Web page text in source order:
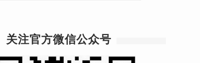
关注官方微信公众号